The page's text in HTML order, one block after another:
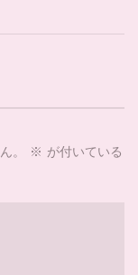
。 ※ が付いている